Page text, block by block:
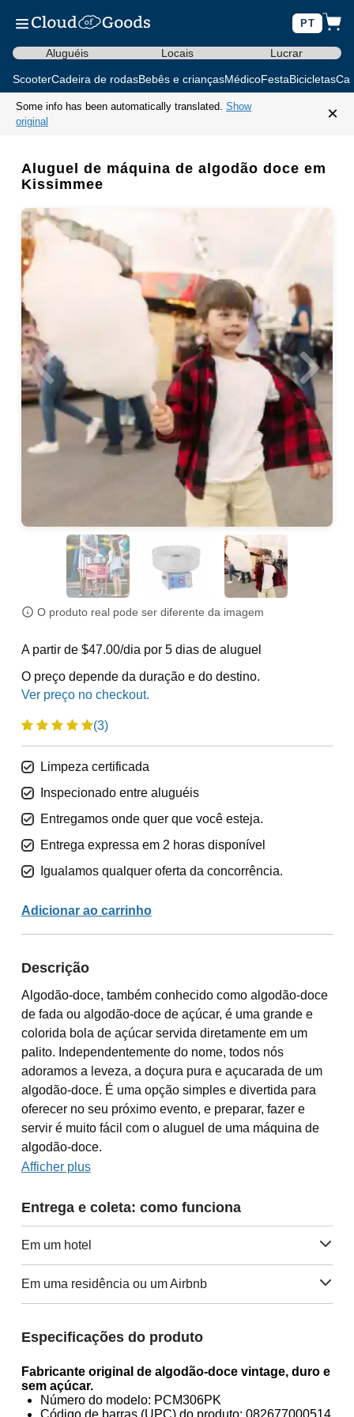
PT
Aluguéis Locais Lucrar
ScooterCadeira de rodasBebês e criançasMédicoFestaBicicletas
Some info has been automatically translated. Show
original
×
Aluguel de máquina de algodão doce em
Kissimmee
O produto real pode ser diferente da imagem
A partir de $47.00/dia por 5 dias de aluguel
O preço depende da duração e do destino.
(3)
Limpeza certificada
Inspecionado entre aluguéis
Entregamos onde quer que você esteja.
Entrega expressa em 2 horas disponível
Igualamos qualquer oferta da concorrência.
Adicionar ao carrinho
Descrição
Algodão-doce, também conhecido como algodão-doce
de fada ou algodão-doce de açúcar, é uma grande e
colorida bola de açúcar servida diretamente em um
palito. Independentemente do nome, todos nós
adoramos a leveza, a doçura pura e açucarada de um
algodão-doce. É uma opção simples e divertida para
oferecer no seu próximo evento, e preparar, fazer e
servir é muito fácil com o aluguel de uma máquina de
algodão-doce.
Afficher plus
Entrega e coleta: como funciona
Em um hotel
Em uma residência ou um Airbnb
Especificações do produto
Fabricante original de algodão-doce vintage, duro e
sem açúcar.
Número do modelo: PCM306PK
Código de barras (UPC) do produto: 082677000514